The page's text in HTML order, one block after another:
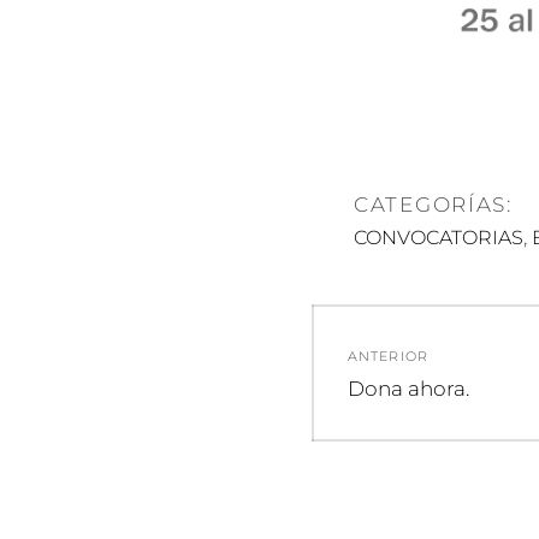
CATEGORÍAS:
CONVOCATORIAS,
de
entradas
ANTERIOR
Entrada
Dona ahora.